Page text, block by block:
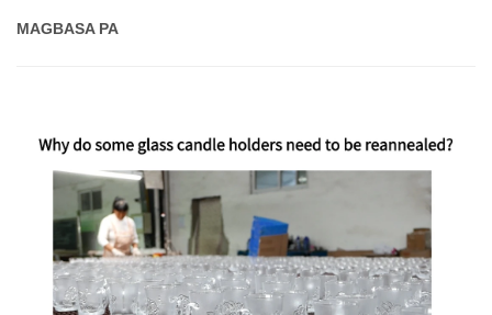
espasyo, na ginagawa itong isang popular na pagpipilian para sa
MAGBASA PA